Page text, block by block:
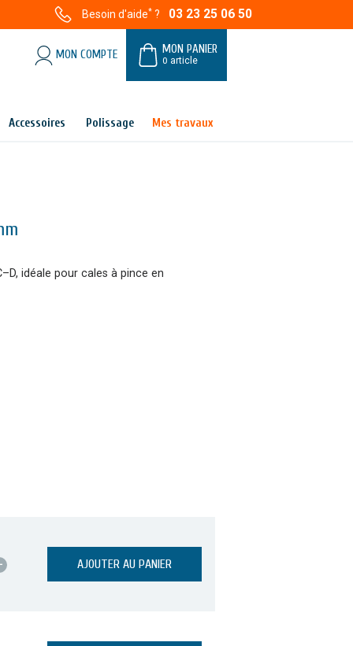
Besoin d'aide* ? 03 23 25 06 50
MON PANIER
0 article
MON COMPTE
Accessoires Polissage Mes travaux
idéale pour cales à pince en
AJOUTER AU PANIER